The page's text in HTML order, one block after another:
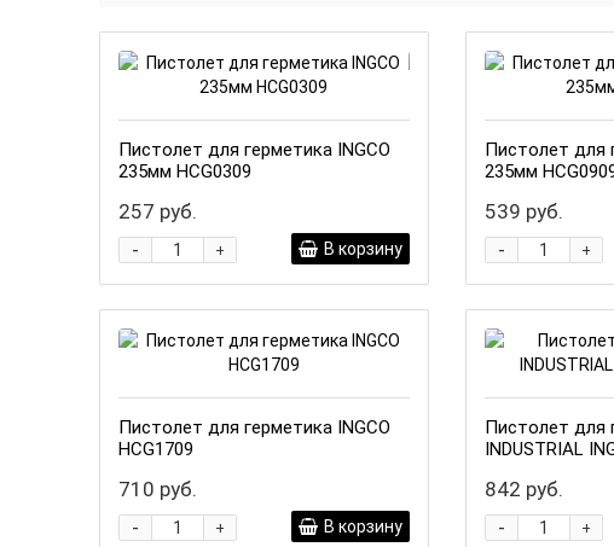
Пистолет для герметика INGCO
235мм HCG0309
257 руб.
+
- В корзину
Пистолет для
235мм
539 руб.
+
-
Пистолет для герметика INGCO
HCG1709
710 руб.
+
- В корзину
Пистолет для
INDUSTRIAL
842 руб.
+
-